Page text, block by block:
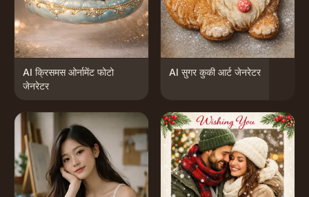
AI क्रिसमस ओर्नामेंट फोटो
जेनरेटर
AI सुगर कुकी आर्ट जेनरेटर